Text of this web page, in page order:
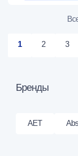
1 2 3
Бренды
AET